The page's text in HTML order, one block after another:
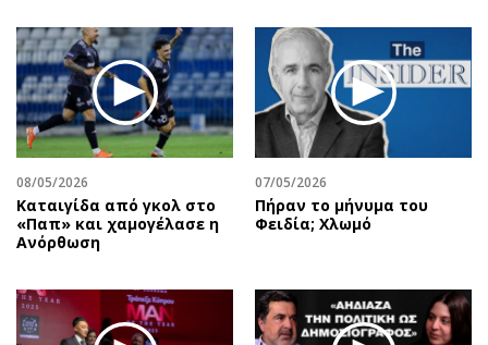
08/05/2026
Καταιγίδα από γκολ στο
«Παπ» και χαμογέλασε η
Ανόρθωση
07/05/2026
Πήραν το μήνυμα του
Φειδία; Χλωμό